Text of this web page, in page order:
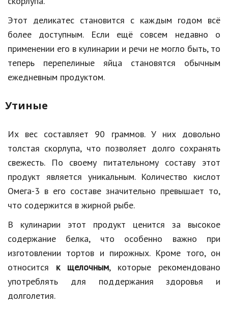
Этот деликатес становится с каждым годом всё
более доступным. Если ещё совсем недавно о
применении его в кулинарии и речи не могло быть, то
теперь перепелиные яйца становятся обычным
ежедневным продуктом.
Утиные
Их вес составляет 90 граммов. У них довольно
толстая скорлупа, что позволяет долго сохранять
свежесть. По своему питательному составу этот
продукт является уникальным. Количество кислот
Омега-3 в его составе значительно превышает то,
что содержится в жирной рыбе.
В кулинарии этот продукт ценится за высокое
содержание белка, что особенно важно при
изготовлении тортов и пирожных. Кроме того, он
относится к щелочным, которые рекомендовано
употреблять для поддержания здоровья и
долголетия.